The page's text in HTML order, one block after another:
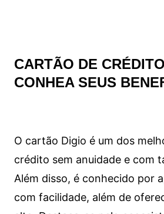
CARTÃO DE
CONHEA SEUS
O cartão Digio é um dos
crédito sem anuidade e com
Além disso, é conhecido por
com facilidade, além de